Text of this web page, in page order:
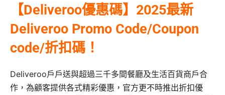
【Deliveroo優惠碼】2025最新
Deliveroo Promo Code/Coupon
code/折扣碼！
Deliveroo戶戶送與超過三千多間餐廳及生活百貨商戶合
作，為顧客提供各式精彩優惠，官方更不時推出折扣優